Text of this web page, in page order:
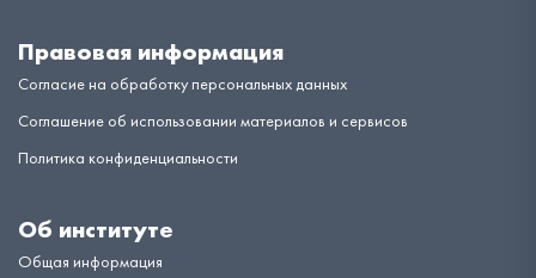
Правовая информация
Согласие на обработку персональных данных
Соглашение об использовании материалов и сервисов
Политика конфиденциальности
Об институте
Общая информация